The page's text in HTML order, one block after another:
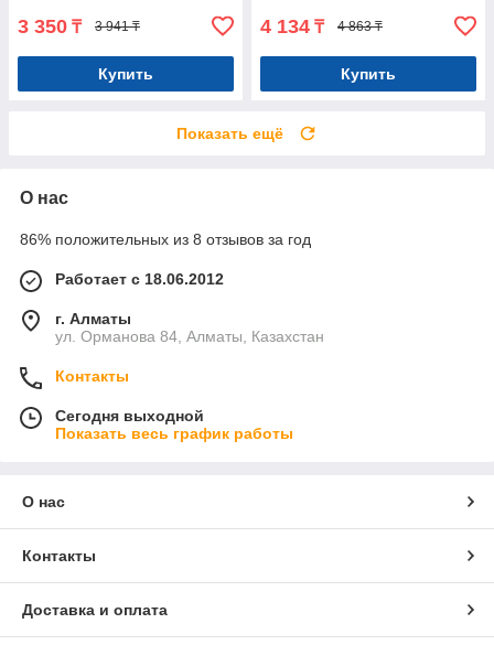
3 350 ₸ 3 941 ₸
Купить
4 134 ₸ 4 863 ₸
Купить
Показать ещё
О нас
86% положительных из 8 отзывов за год
Работает с 18.06.2012
г. Алматы
ул. Орманова 84, Алматы, Казахстан
Контакты
Сегодня выходной
Показать весь график работы
О нас
Контакты
Доставка и оплата